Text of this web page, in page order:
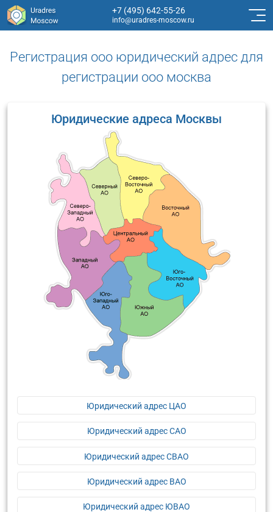
+7 (495) 642-55-26
info@uradres-moscow.ru
Регистрация ооо юридический адрес для
регистрации ооо москва
Юридические адреса Москвы
Юридический адрес ЦАО
Юридический адрес САО
Юридический адрес СВАО
Юридический адрес ВАО
Юридический адрес ЮВАО